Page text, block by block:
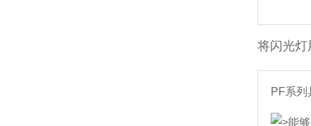
将闪光灯
PF系列